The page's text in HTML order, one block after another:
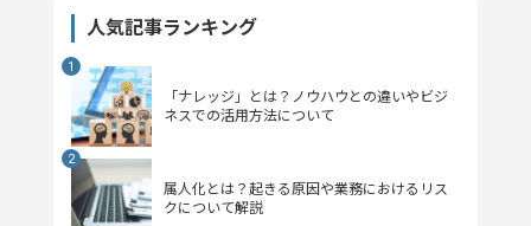
人気記事ランキング
「ナレッジ」とは？ノウハウとの違いやビジ
ネスでの活用方法について
属人化とは？起きる原因や業務におけるリス
クについて解説